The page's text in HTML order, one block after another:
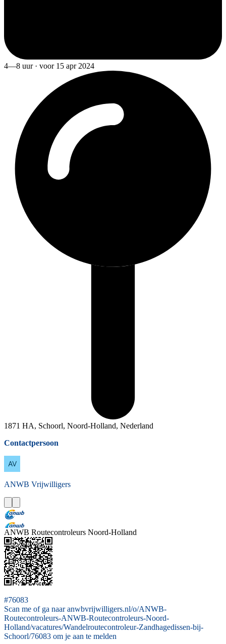
4—8 uur · voor 15 apr 2024
1871 HA, Schoorl, Noord-Holland, Nederland
Contactpersoon
ANWB Vrijwilligers
ANWB Routecontroleurs Noord-Holland
#76083
Scan me of ga naar anwbvrijwilligers.nl/o/ANWB-
Routecontroleurs-ANWB-Routecontroleurs-Noord-
Holland/vacatures/Wandelroutecontroleur-Zandhagedissen-bij-
Schoorl/76083 om je aan te melden